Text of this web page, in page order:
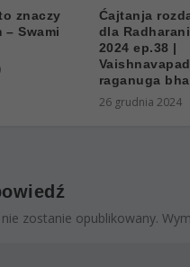
znaczy
– Swami
Ćajtanja
dla
2024 ep.38 |
raganuga
26 grudnia 2024
zostanie opublikowany.